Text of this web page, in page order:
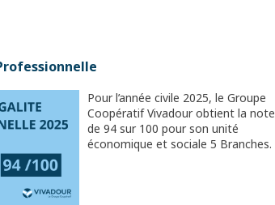
Pour l’année civile 2025, le Groupe
Coopératif Vivadour obtient la note
de 94 sur 100 pour son unité
économique et sociale 5 Branches.